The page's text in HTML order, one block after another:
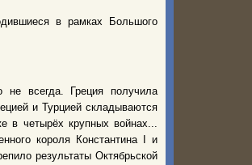
в рамках Большого
всегда. Греция получила
и Турцией складываются
в четырёх крупных войнах...
короля Константина I и
результаты Октябрьской